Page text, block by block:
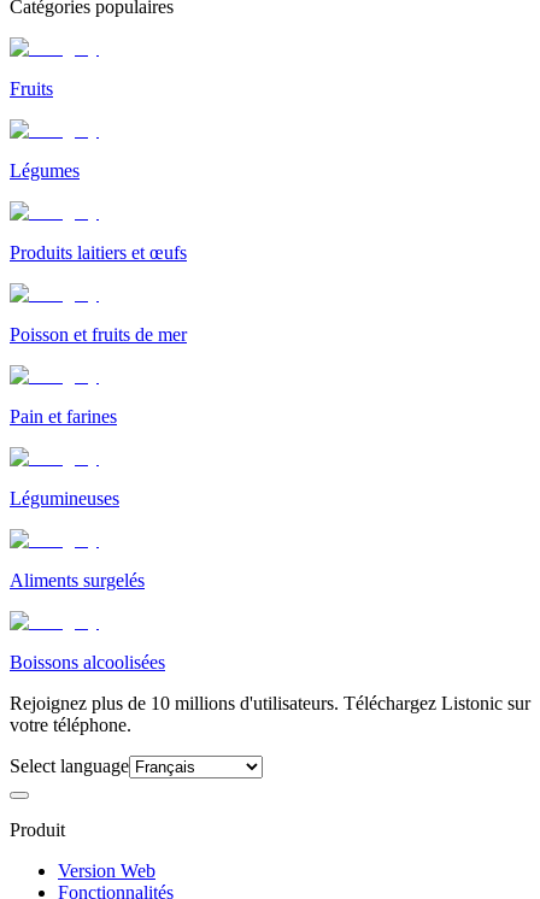
Catégories populaires
Fruits
Légumes
Produits laitiers et œufs
Poisson et fruits de mer
Pain et farines
Légumineuses
Aliments surgelés
Boissons alcoolisées
Rejoignez plus de 10 millions d'utilisateurs. Téléchargez Listonic sur
votre téléphone.
Select language
Produit
Version Web
Fonctionnalités